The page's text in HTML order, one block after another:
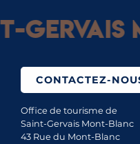
CONTACTEZ-
Office de tourisme de
Saint-Gervais Mont-Blanc
43 Rue du Mont-Blanc